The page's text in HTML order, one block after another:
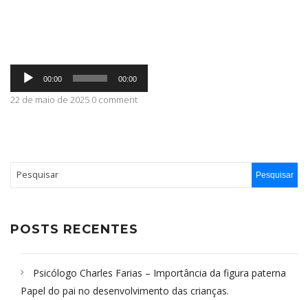
Tocador
áudio
00:00 00:00
22 de maio de 2025 0 comment
POSTS RECENTES
Psicólogo Charles Farias – Importância da figura paterna
Papel do pai no desenvolvimento das crianças.